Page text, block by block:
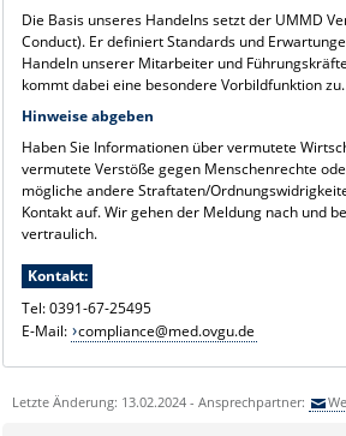
Die Basis unseres Handelns setzt der UMMD
Conduct). Er definiert Standards und
Handeln unserer Mitarbeiter und
kommt dabei eine besondere Vorbildfunktion zu.
Hinweise abgeben
Haben Sie Informationen über vermutete
vermutete Verstöße gegen Menschenrechte
mögliche andere Straftaten/
Kontakt auf. Wir gehen der Meldung nach und
vertraulich.
Kontakt:
Tel: 0391-67-25495
E-Mail: compliance@med.ovgu.de
Letzte Änderung: 13.02.2024 - Ansprechpartner: